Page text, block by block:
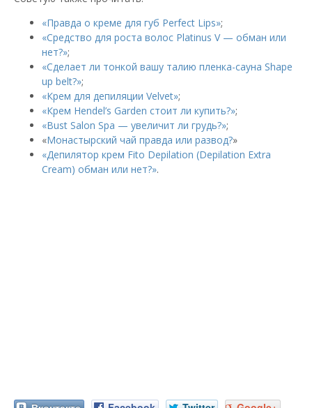
«Правда о креме для губ Perfect Lips»;
«Средство для роста волос Platinus V — обман или
нет?»;
«Сделает ли тонкой вашу талию пленка-сауна Shape
up belt?»;
«Крем для депиляции Velvet»;
«Крем Hendel’s Garden стоит ли купить?»;
«Bust Salon Spa — увеличит ли грудь?»;
«Монастырский чай правда или развод?»
«Депилятор крем Fito Depilation (Depilation Extra
Cream) обман или нет?».